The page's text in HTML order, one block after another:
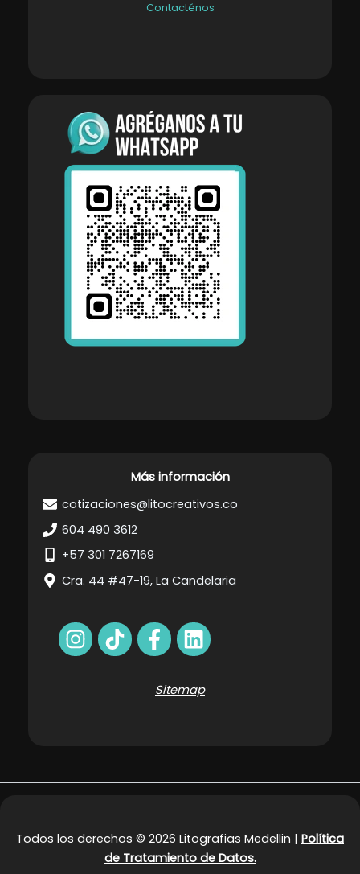
Contacténos
Más información
cotizaciones@litocreativos.co
604 490 3612
+57 301 7267169
Cra. 44 #47-19, La Candelaria
Sitemap
Todos los derechos © 2026 Litografias Medellin | Política
de Tratamiento de Datos.